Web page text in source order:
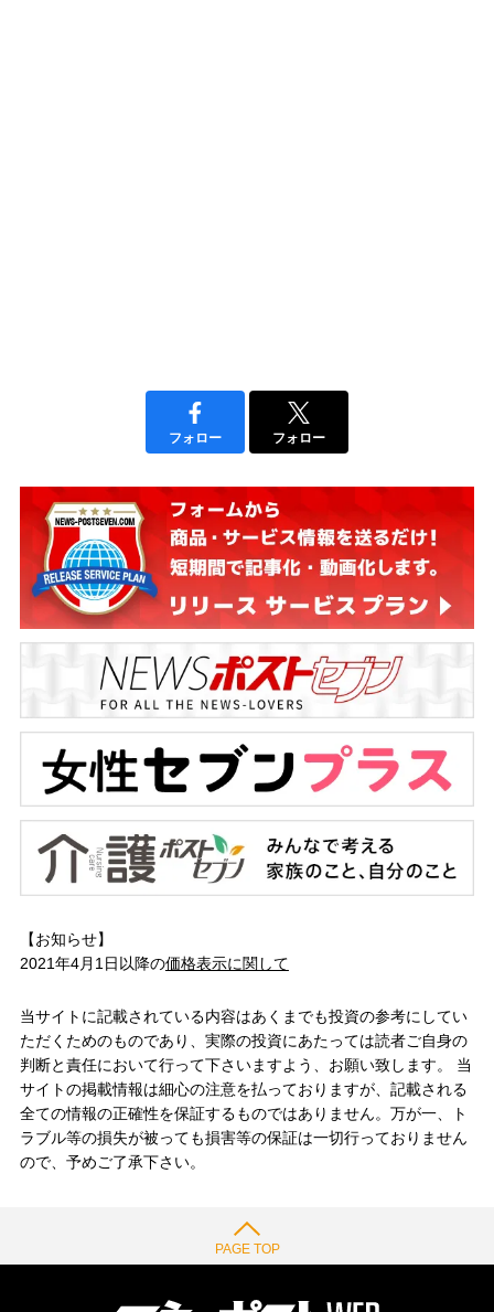
フォロー フォロー
【お知らせ】
2021年4月1日以降の価格表示に関して
当サイトに記載されている内容はあくまでも投資の参考にしてい
ただくためのものであり、実際の投資にあたっては読者ご自身の
判断と責任において行って下さいますよう、お願い致します。 当
サイトの掲載情報は細心の注意を払っておりますが、記載される
全ての情報の正確性を保証するものではありません。万が一、ト
ラブル等の損失が被っても損害等の保証は一切行っておりません
ので、予めご了承下さい。
PAGE TOP